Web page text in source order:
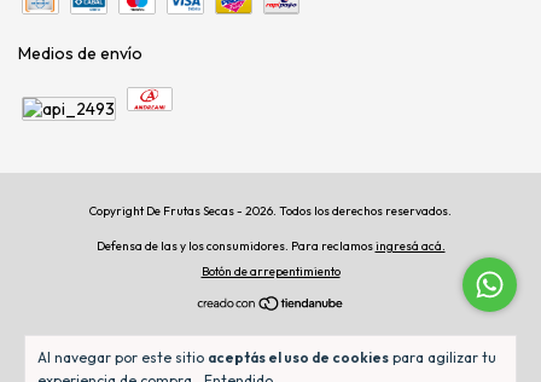
Al navegar por este sitio aceptás el uso de cookies para agilizar tu
Medios de envío
Copyright De Frutas Secas - 2026. Todos los derechos reservados.
Defensa de las y los consumidores. Para reclamosingresá acá.
Botón de arrepentimiento